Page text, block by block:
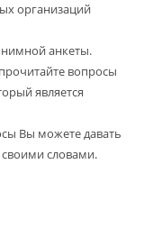
организаций
анкеты.
вопросы
является
Вы можете давать
своими словами.